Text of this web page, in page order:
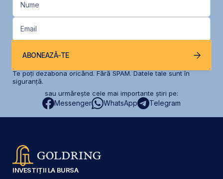
Nume
Email
ABONEAZĂ-TE
Te poți dezabona oricând. Fără SPAM. Datele tale sunt în
siguranță.
sau urmărește cele mai importante știri pe:
Messenger WhatsApp Telegram
INVESTIȚII LA BURSA